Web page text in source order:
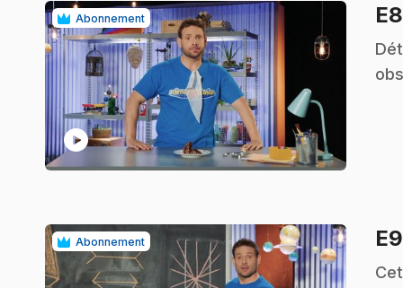
Abonnement
play_circle
E8
.
Abonnement E9
.